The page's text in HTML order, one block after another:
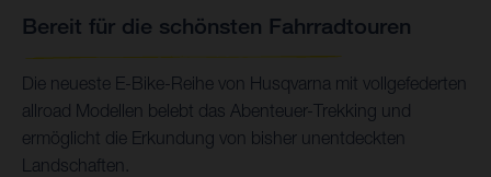
Bereit für die schönsten Fahrradtouren
Die neueste E-Bike-Reihe von Husqvarna mit vollgefederten
allroad Modellen belebt das Abenteuer-Trekking und
ermöglicht die Erkundung von bisher unentdeckten
Landschaften.